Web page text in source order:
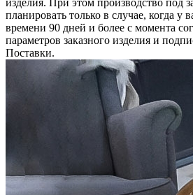
изделия. При этом производство под
планировать только в случае, когда у
времени 90 дней и более с момента
параметров заказного изделия и
Поставки.